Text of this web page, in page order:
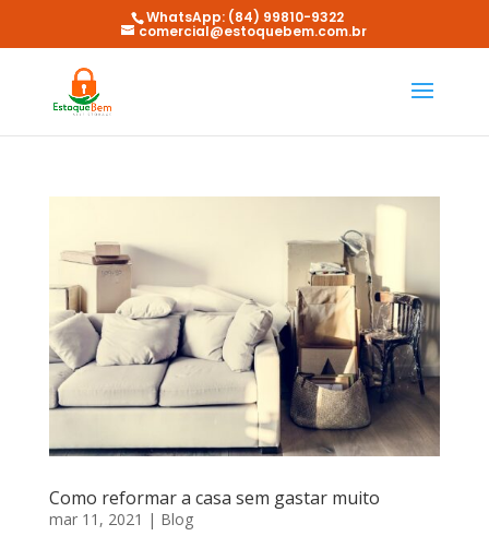
WhatsApp: (84) 99810-9322
comercial@estoquebem.com.br
Como reformar a casa sem gastar muito
mar 11, 2021 | Blog